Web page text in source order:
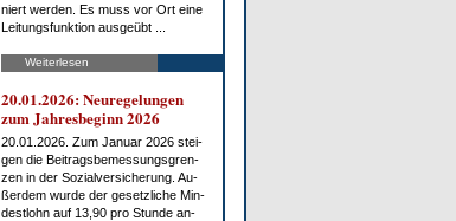
niert wer­den. Es muss vor Ort ei­ne
Lei­tungs­funk­ti­on aus­ge­übt ...
Weiterlesen
20.01.2026: Neu­re­ge­lun­gen
zum Jah­res­be­ginn 2026
20.01.2026. Zum Ja­nu­ar 2026 stei­
gen die Bei­trags­be­mes­sungs­gren­
zen in der So­zi­al­ver­si­che­rung. Au­
ßer­dem wur­de der ge­setz­li­che Min­
dest­lohn auf 13,90 pro St­un­de an­